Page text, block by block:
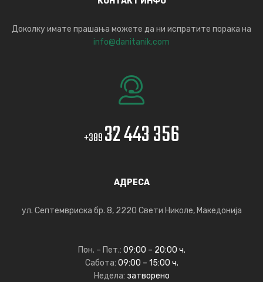
Доколку имате прашања можете да ни испратите порака на
info@danitanik.com
+38932 443 356
АДРЕСА
ул. Септемвриска бр. 8, 2220 Свети Николе, Македонија
Пон. – Пет.: 09:00 – 20:00 ч.
Сабота: 09:00 – 15:00 ч.
Недела: затворено